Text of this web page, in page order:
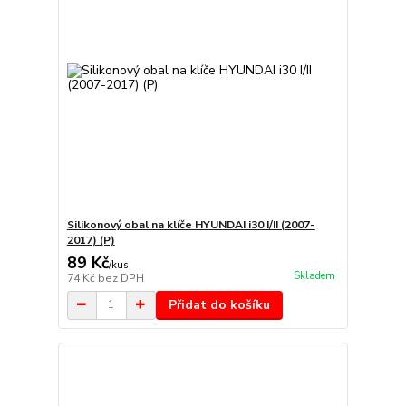
Silikonový obal na klíče HYUNDAI i30 I/II (2007-
2017) (P)
89 Kč/kus
74 Kč bez DPH Skladem
Přidat do košíku